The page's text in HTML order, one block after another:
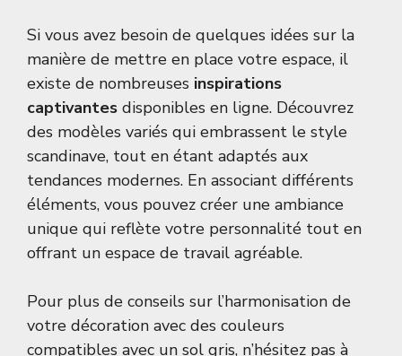
Si vous avez besoin de quelques idées sur la
manière de mettre en place votre espace, il
existe de nombreuses inspirations
captivantes disponibles en ligne. Découvrez
des modèles variés qui embrassent le style
scandinave, tout en étant adaptés aux
tendances modernes. En associant différents
éléments, vous pouvez créer une ambiance
unique qui reflète votre personnalité tout en
offrant un espace de travail agréable.
Pour plus de conseils sur l’harmonisation de
votre décoration avec des couleurs
compatibles avec un sol gris, n’hésitez pas à